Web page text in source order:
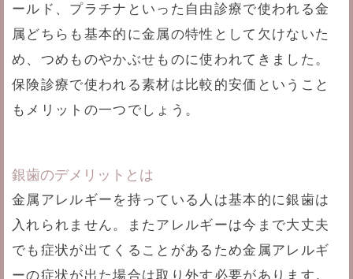
ールド、プラチナといった自由診療で使われる金
属どちらも基本的に金属の特性として欠けないた
め、つめものやかぶせものに使われてきました。
保険診療で使われる素材は比較的安価ということ
もメリットの一つでしょう。
銀歯のデメリットとは
金属アレルギーを持っている人は基本的に銀歯は
入れられません。またアレルギーは今まで大丈夫
でも症状が出てくることがあるため金属アレルギ
ーの症状が出た場合は取り外す必要があります。